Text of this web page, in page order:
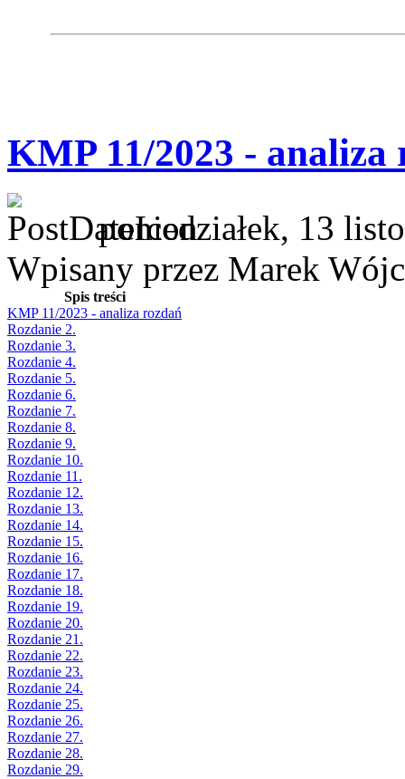
KMP 11/2023 - analiza
poniedziałek, 13
Wpisany przez Marek
Spis treści
KMP 11/2023 - analiza rozdań
Rozdanie 2.
Rozdanie 3.
Rozdanie 4.
Rozdanie 5.
Rozdanie 6.
Rozdanie 7.
Rozdanie 8.
Rozdanie 9.
Rozdanie 10.
Rozdanie 11.
Rozdanie 12.
Rozdanie 13.
Rozdanie 14.
Rozdanie 15.
Rozdanie 16.
Rozdanie 17.
Rozdanie 18.
Rozdanie 19.
Rozdanie 20.
Rozdanie 21.
Rozdanie 22.
Rozdanie 23.
Rozdanie 24.
Rozdanie 25.
Rozdanie 26.
Rozdanie 27.
Rozdanie 28.
Rozdanie 29.